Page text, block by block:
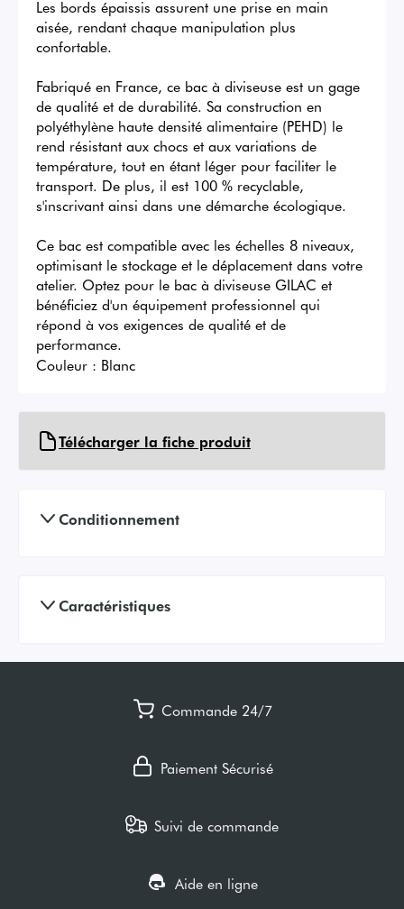
Les bords épaissis assurent une prise en main
aisée, rendant chaque manipulation plus
confortable.
Fabriqué en France, ce bac à diviseuse est un gage
de qualité et de durabilité. Sa construction en
polyéthylène haute densité alimentaire (PEHD) le
rend résistant aux chocs et aux variations de
température, tout en étant léger pour faciliter le
transport. De plus, il est 100 % recyclable,
s'inscrivant ainsi dans une démarche écologique.
Ce bac est compatible avec les échelles 8 niveaux,
optimisant le stockage et le déplacement dans votre
atelier. Optez pour le bac à diviseuse GILAC et
bénéficiez d'un équipement professionnel qui
répond à vos exigences de qualité et de
performance.
Couleur : Blanc
Télécharger la fiche produit
Conditionnement
Caractéristiques
Commande 24/7
Paiement Sécurisé
Suivi de commande
Aide en ligne